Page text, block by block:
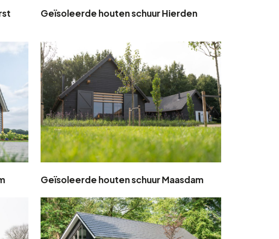
Geïsoleerde houten schuur Hierden
Geïsoleerde houten schuur Maasdam